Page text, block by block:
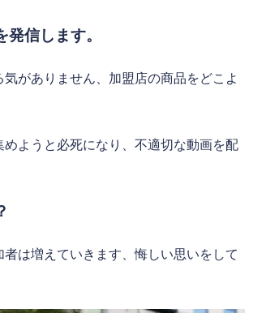
信します。
がありません、加盟店の商品をどこよ
ようと必死になり、不適切な動画を配
は増えていきます、悔しい思いをして